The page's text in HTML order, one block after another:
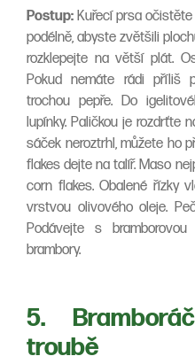
Postup: Kuřecí prsa
podélně, abyste zvětšili
rozklepejte na větší plát.
Pokud nemáte rádi příliš
trochou pepře. Do
lupínky. Paličkou je rozdrťte
sáček neroztrhl, můžete ho
flakes dejte na talíř. Maso
corn flakes. Obalené řízky
vrstvou olivového oleje.
Podávejte s
brambory.
5.
troubě